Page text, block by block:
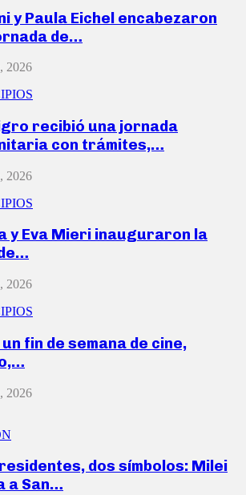
y Paula Eichel encabezaron
de…
2026
recibió una jornada
con trámites,…
2026
y Eva Mieri inauguraron la
2026
fin de semana de cine,
2026
dos símbolos: Milei
a San…